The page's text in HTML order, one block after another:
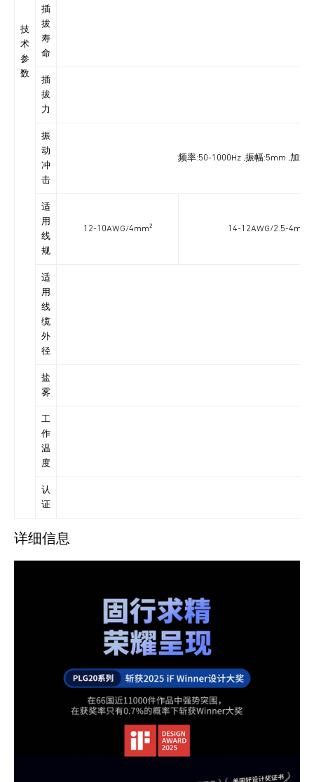
技
术
参
数
插
拔
寿
命
插
拔
力
振
动
冲
击
频率:50-1000Hz ,振幅:5mm ,加
适
用
线
规
12-10AWG/4mm² 14-12AWG/2.5-4mm²
适
用
线
缆
外
径
盐
雾
工
作
温
度
认
证
详细信息